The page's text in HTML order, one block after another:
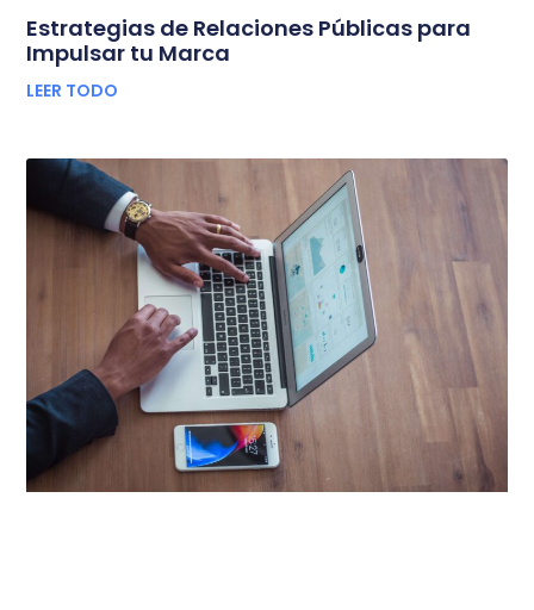
Estrategias de Relaciones Públicas para
Impulsar tu Marca
LEER TODO